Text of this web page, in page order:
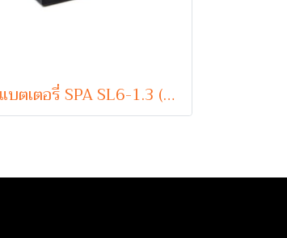
แบตเตอรี่ SPA SL6-1.3 (VRLA Type) 6V 1.3Ah